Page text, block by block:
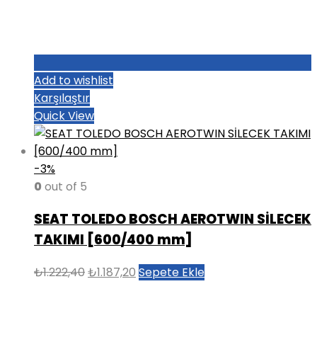
Add to wishlist
Karşılaştır
Quick View
-3%
0 out of 5
SEAT TOLEDO BOSCH AEROTWIN SİLECEK
TAKIMI [600/400 mm]
₺1.222,40Orijinal
₺1.187,20 Şu
Sepete Ekle